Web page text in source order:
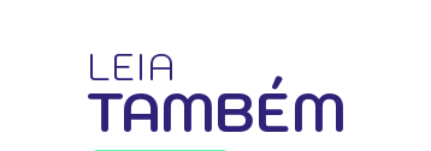
LEIA
TAMBÉM